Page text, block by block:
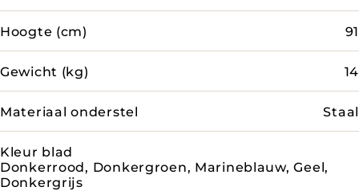
Hoogte (cm) 91
Gewicht (kg) 14
Materiaal onderstel Staal
Kleur blad
Donkerrood, Donkergroen, Marineblauw, Geel,
Donkergrijs